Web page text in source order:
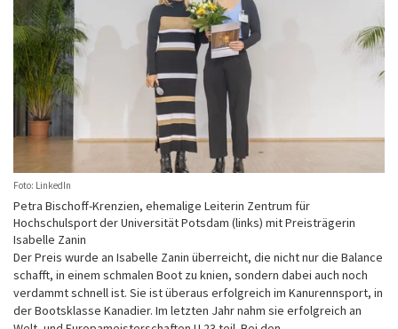
Foto: LinkedIn
Petra Bischoff-Krenzien, ehemalige Leiterin Zentrum für
Hochschulsport der Universität Potsdam (links) mit Preisträgerin
Isabelle Zanin
Der Preis wurde an Isabelle Zanin überreicht, die nicht nur die Balance
schafft, in einem schmalen Boot zu knien, sondern dabei auch noch
verdammt schnell ist. Sie ist überaus erfolgreich im Kanurennsport, in
der Bootsklasse Kanadier. Im letzten Jahr nahm sie erfolgreich an